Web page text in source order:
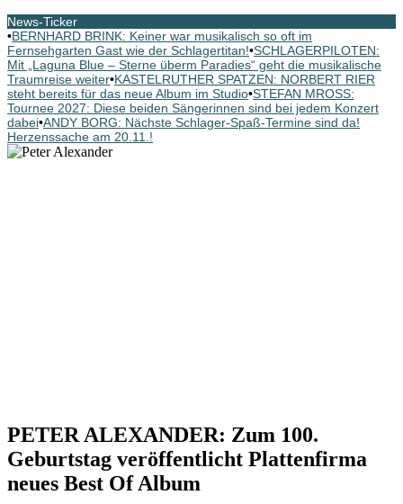
News-Ticker
•BERNHARD BRINK: Keiner war musikalisch so oft im
Fernsehgarten Gast wie der Schlagertitan!•SCHLAGERPILOTEN:
Mit „Laguna Blue – Sterne überm Paradies“ geht die musikalische
Traumreise weiter•KASTELRUTHER SPATZEN: NORBERT RIER
steht bereits für das neue Album im Studio•STEFAN MROSS:
Tournee 2027: Diese beiden Sängerinnen sind bei jedem Konzert
dabei•ANDY BORG: Nächste Schlager-Spaß-Termine sind da!
Herzenssache am 20.11.!
PETER ALEXANDER: Zum 100.
Geburtstag veröffentlicht Plattenfirma
neues Best Of Album